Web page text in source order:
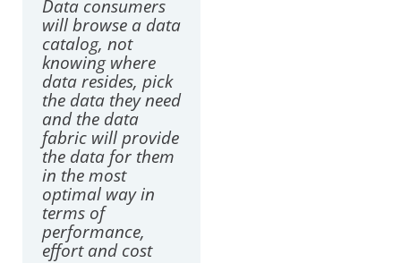
Data consumers
will browse a data
catalog, not
knowing where
data resides, pick
the data they need
and the data
fabric will provide
the data for them
in the most
optimal way in
terms of
performance,
effort and cost